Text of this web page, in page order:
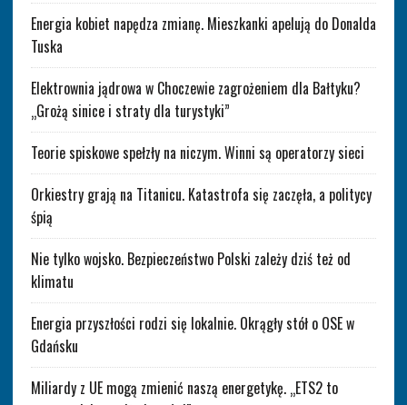
Energia kobiet napędza zmianę. Mieszkanki apelują do Donalda
Tuska
Elektrownia jądrowa w Choczewie zagrożeniem dla Bałtyku?
„Grożą sinice i straty dla turystyki”
Teorie spiskowe spełzły na niczym. Winni są operatorzy sieci
Orkiestry grają na Titanicu. Katastrofa się zaczęła, a politycy
śpią
Nie tylko wojsko. Bezpieczeństwo Polski zależy dziś też od
klimatu
Energia przyszłości rodzi się lokalnie. Okrągły stół o OSE w
Gdańsku
Miliardy z UE mogą zmienić naszą energetykę. „ETS2 to